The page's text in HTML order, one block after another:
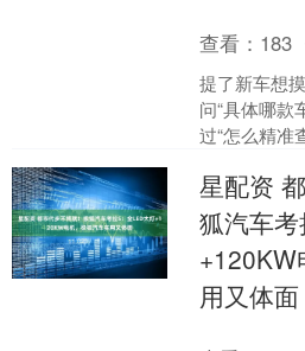
查看： 183
提了新车想
问“具体哪款
过“怎么精准
份证”车架号
星配资
狐汽车
+120KW
用又体面